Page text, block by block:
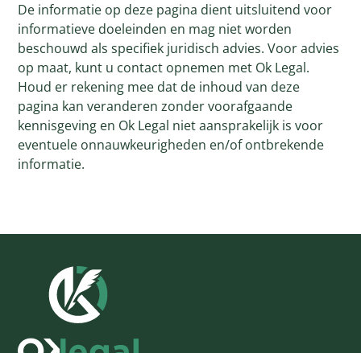
De informatie op deze pagina dient uitsluitend voor
informatieve doeleinden en mag niet worden
beschouwd als specifiek juridisch advies. Voor advies
op maat, kunt u contact opnemen met Ok Legal.
Houd er rekening mee dat de inhoud van deze
pagina kan veranderen zonder voorafgaande
kennisgeving en Ok Legal niet aansprakelijk is voor
eventuele onnauwkeurigheden en/of ontbrekende
informatie.